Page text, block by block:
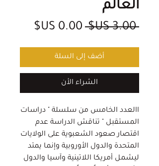
العالم
‏3.00 US$
سعر
أضف إلى السلة
الشراء الأن
االعدد الخامس من سلسلة " دراسات
المستقبل " تناقش الدراسة عدم
اقتصار صعود الشعبوية على الولايات
المتحدة والدول الأوروبية وإنما يمتد
ليشمل أمريكا اللاتينية وآسيا والدول